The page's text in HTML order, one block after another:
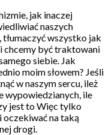
jak inaczej
naszych
wszystko jak
chcemy być traktowani
siebie. Jak
moim słowem? Jeśli
w naszym sercu, ileż
wypowiedzianych, ile
jest to Więc tylko
oczekiwać na taką
drogi.